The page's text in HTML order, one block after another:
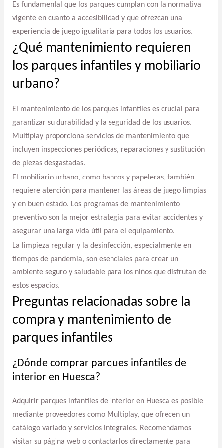
Es fundamental que los parques cumplan con la normativa
vigente en cuanto a accesibilidad y que ofrezcan una
experiencia de juego igualitaria para todos los usuarios.
¿Qué mantenimiento requieren
los parques infantiles y mobiliario
urbano?
El mantenimiento de los parques infantiles es crucial para
garantizar su durabilidad y la seguridad de los usuarios.
Multiplay proporciona servicios de mantenimiento que
incluyen inspecciones periódicas, reparaciones y sustitución
de piezas desgastadas.
El mobiliario urbano, como bancos y papeleras, también
requiere atención para mantener las áreas de juego limpias
y en buen estado. Los programas de mantenimiento
preventivo son la mejor estrategia para evitar accidentes y
asegurar una larga vida útil para el equipamiento.
La limpieza regular y la desinfección, especialmente en
tiempos de pandemia, son esenciales para crear un
ambiente seguro y saludable para los niños que disfrutan de
estos espacios.
Preguntas relacionadas sobre la
compra y mantenimiento de
parques infantiles
¿Dónde comprar parques infantiles de
interior en Huesca?
Adquirir parques infantiles de interior en Huesca es posible
mediante proveedores como Multiplay, que ofrecen un
catálogo variado y servicios integrales. Recomendamos
visitar su página web o contactarlos directamente para